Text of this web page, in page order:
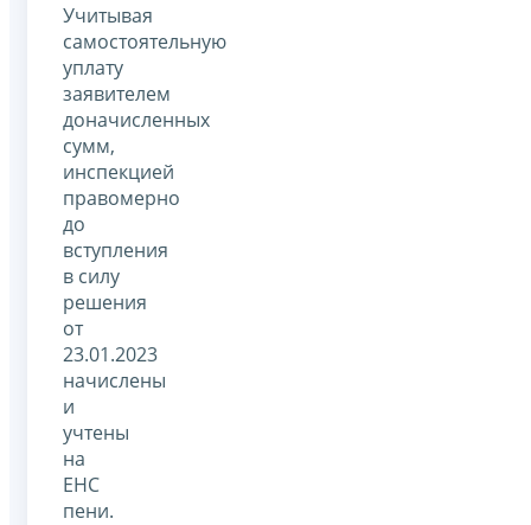
Учитывая
самостоятельную
уплату
заявителем
доначисленных
сумм,
инспекцией
правомерно
до
вступления
в силу
решения
от
23.01.2023
начислены
и
учтены
на
ЕНС
пени.